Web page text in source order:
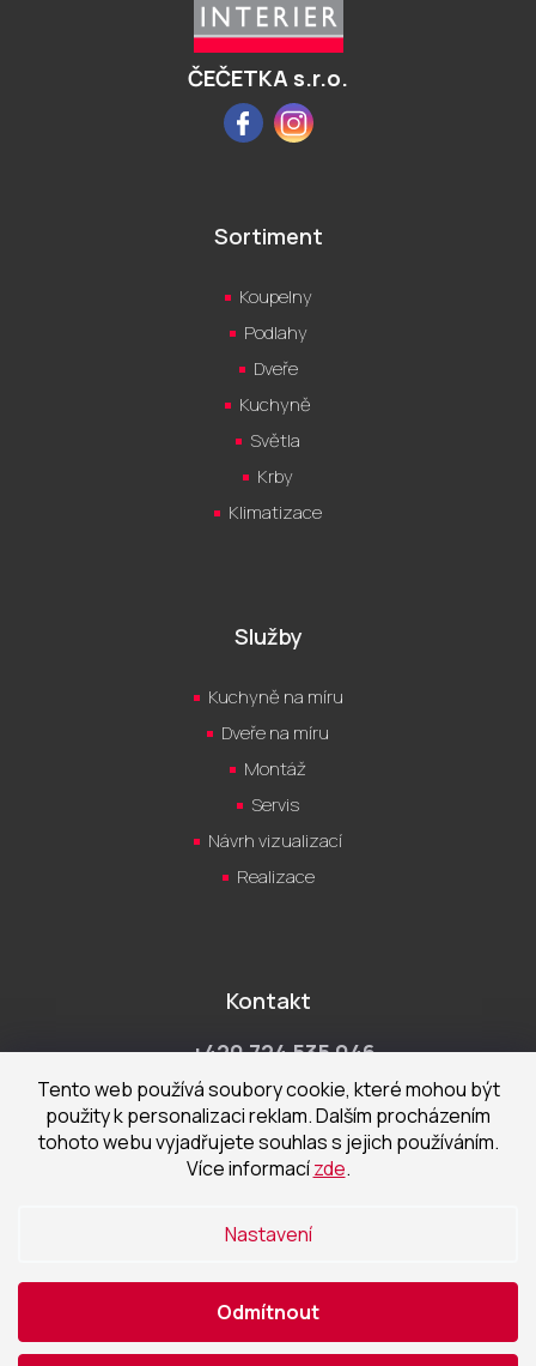
Tento web používá soubory cookie, které mohou být
použity k personalizaci reklam. Dalším procházením
tohoto webu vyjadřujete souhlas s jejich používáním.
Více informacízde.
Nastavení
Odmítnout
ČEČETKA s.r.o.
FacebookInstagram
Sortiment
Koupelny
Podlahy
Dveře
Kuchyně
Světla
Krby
Klimatizace
Služby
Kuchyně na míru
Dveře na míru
Montáž
Servis
Návrh vizualizací
Realizace
Kontakt
+420 724 535 046
Po-Pá 9:00 - 18:00 hod
obchod@cecetka.cz
370 01 České Budějovice
Vytvořil Shoptet |Nakódoval eshopGuru